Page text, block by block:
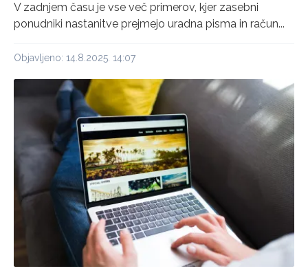
V zadnjem času je vse več primerov, kjer zasebni
ponudniki nastanitve prejmejo uradna pisma in račun...
Objavljeno: 14.8.2025. 14:07